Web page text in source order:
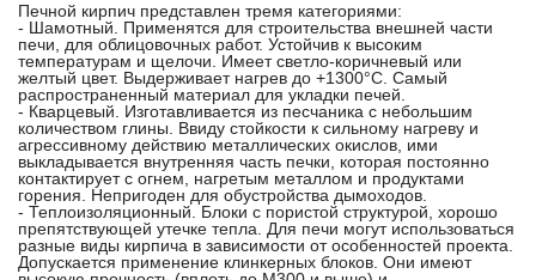
Печной кирпич представлен тремя категориями:
- Шамотный. Применятся для строительства внешней части
печи, для облицовочных работ. Устойчив к высоким
температурам и щелочи. Имеет светло-коричневый или
желтый цвет. Выдерживает нагрев до +1300°С. Самый
распространенный материал для укладки печей.
- Кварцевый. Изготавливается из песчаника с небольшим
количеством глины. Ввиду стойкости к сильному нагреву и
агрессивному действию металлических окислов, ими
выкладывается внутренняя часть печки, которая постоянно
контактирует с огнем, нагретым металлом и продуктами
горения. Непригоден для обустройства дымоходов.
- Теплоизоляционный. Блоки с пористой структурой, хорошо
препятствующей утечке тепла. Для печи могут использоваться
разные виды кирпича в зависимости от особенностей проекта.
Допускается применение клинкерных блоков. Они имеют